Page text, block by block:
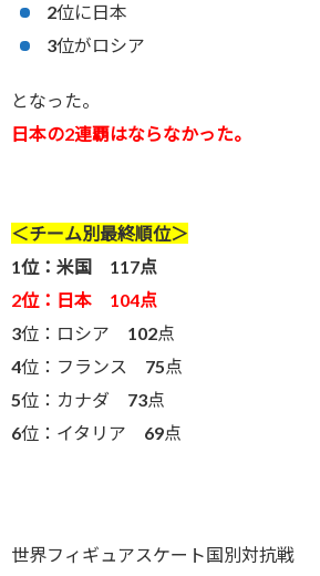
2位に日本
3位がロシア
となった。
日本の2連覇はならなかった。
＜チーム別最終順位＞
1位：米国 117点
2位：日本 104点
3位：ロシア 102点
4位：フランス 75点
5位：カナダ 73点
6位：イタリア 69点
世界フィギュアスケート国別対抗戦